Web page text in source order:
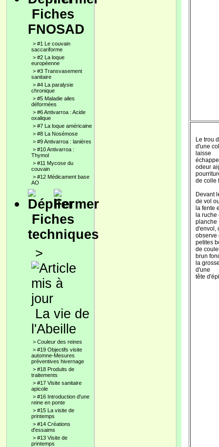
Fiches
FNOSAD
> #1 Le couvain
saccariforme
> #2 La loque
européenne
> #3 Transvasement
sanitaire
> #4 La paralysie
chronique
> #5 Maladie ailes
déformées
> #6 Antivarroa : Acide
oxalique
> #7 La loque américaine
> #8 La Nosémose
> #9 Antivarroa : lanières
> #10 Antivarroa :
Thymol
> #11 Mycose du
couvain
> #12 Médicament base
AO
Fiches
techniques
>
La vie de
l'Abeille
> Couleur des reines
> #19 Objectifs visite
automne-Mesures
préventives hivernage
> #18 Produits de
traitements
> #17 Visite sanitaire
apicole
> #16 Introduction d'une
reine en ponte
> #15 La visite de
printemps
> #14 Créations
d'essaims
> #13 Visite de
printemps
Le trou
d'une
laisse
odeur
de colle
Devant
de vol
la fente
la ruche
planche
d'envol,
observe
petites
de
brun
la
d'une
tête